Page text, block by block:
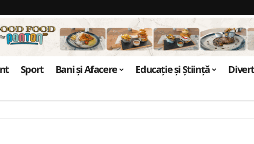
Sport Bani și Afacere Educație și Știință